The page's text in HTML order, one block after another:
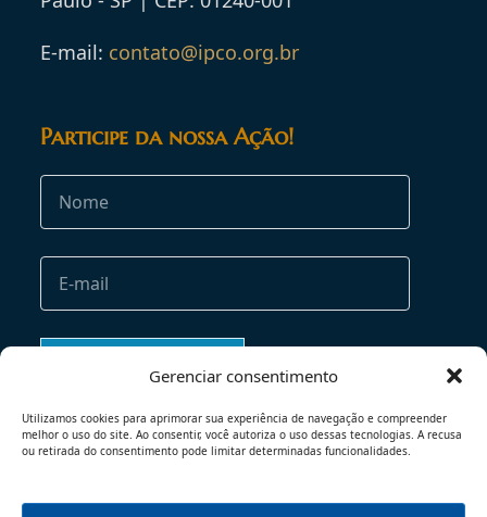
Gerenciar consentimento
Utilizamos cookies para aprimorar sua experiência de navegação e compreender
melhor o uso do site. Ao consentir, você autoriza o uso dessas tecnologias. A recusa
ou retirada do consentimento pode limitar determinadas funcionalidades.
E-mail: contato@ipco.org.br
Participe da nossa Ação!